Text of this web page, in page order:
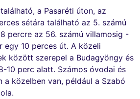
a Pasaréti úton, az
sétára található az 5. számú
percre az 56. számú villamosig -
egy 10 perces út. A közeli
között szerepel a Budagyöngy és
10 perc alatt. Számos óvodai és
a közelben van, például a Szabó